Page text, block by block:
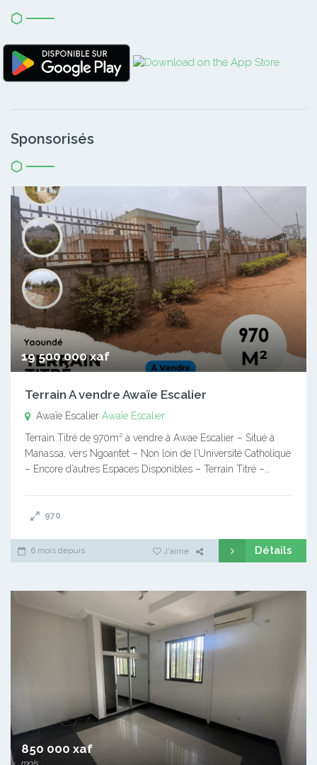
Sponsorisés
19 500 000 xaf
Terrain A vendre Awaïe Escalier
Awaïe Escalier Awaïe Escalier
Terrain Titré de 970m² à vendre à Awae Escalier – Situé à
Manassa, vers Ngoantet – Non loin de l’Université Catholique
– Encore d’autres Espaces Disponibles – Terrain Titré –…
970
6 mois depuis J'aime Détails
850 000 xaf
mois